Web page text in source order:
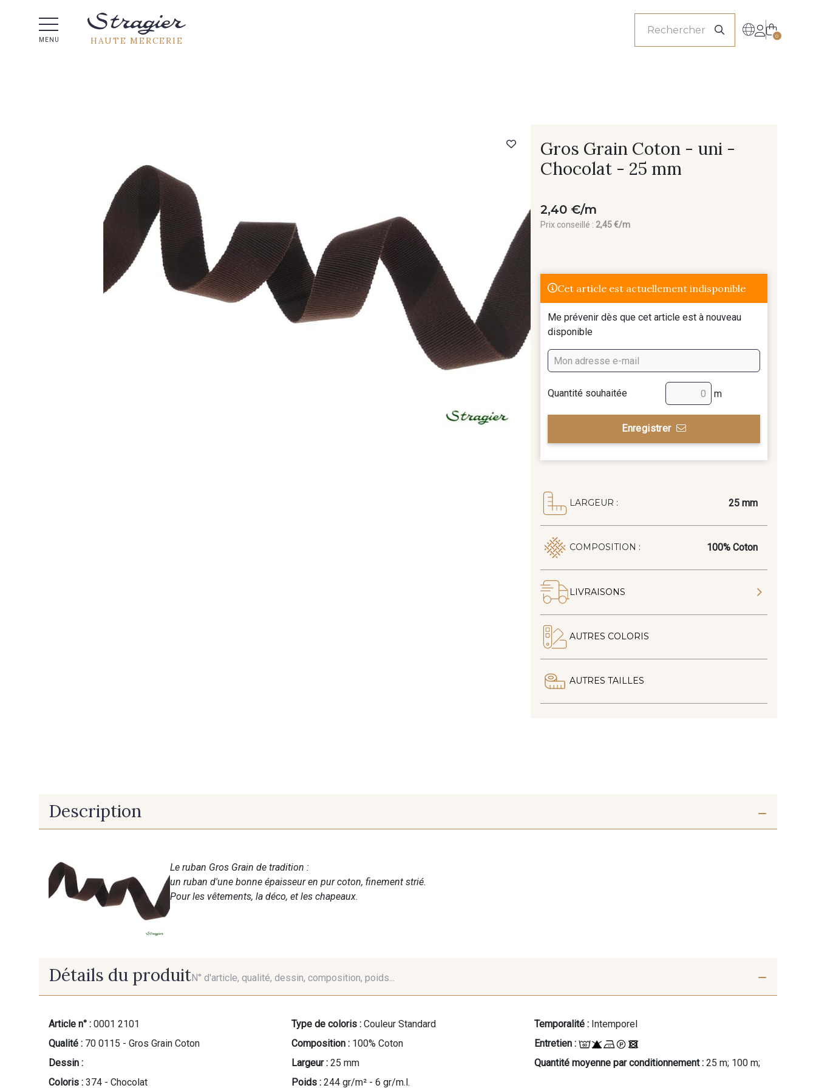
MENU HAUTE MERCERIE 0
Gros Grain Coton - uni -
Chocolat - 25 mm
2,40 €/m
Prix conseillé : 2,45 €/m
Cet article est actuellement indisponible
Me prévenir dès que cet article est à nouveau
disponible
Quantité souhaitée m
Enregistrer
LARGEUR : 25 mm
COMPOSITION : 100% Coton
LIVRAISONS
AUTRES COLORIS
AUTRES TAILLES
Description
Le ruban Gros Grain de tradition :
un ruban d'une bonne épaisseur en pur coton, finement strié.
Pour les vêtements, la déco, et les chapeaux.
Détails du produitN° d'article, qualité, dessin, composition, poids...
Article n° : 0001 2101
Qualité : 70 0115 - Gros Grain Coton
Dessin :
Coloris : 374 - Chocolat
Type de coloris : Couleur Standard
Composition : 100% Coton
Largeur : 25 mm
Poids : 244 gr/m² - 6 gr/m.l.
Temporalité : Intemporel
Entretien :
Quantité moyenne par conditionnement : 25 m; 100 m;